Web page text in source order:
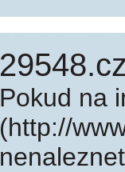
29548.cz
Pokud na
(http://